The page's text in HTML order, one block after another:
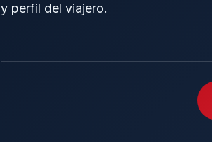
y perfil del viajero.